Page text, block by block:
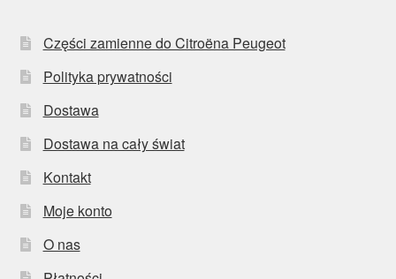
Części zamienne do Citroëna Peugeot
Polityka prywatności
Dostawa
Dostawa na cały świat
Kontakt
Moje konto
O nas